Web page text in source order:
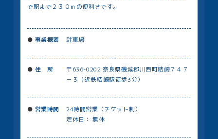
で駅まで２３０ｍの便利さです。
事業概要 駐車場
住 所
〒636-0202 奈良県磯城郡川⻄町結崎７４７
－３（近鉄結崎駅徒歩3分）
営業時間
24時間営業（チケット制）
定休日： 無休